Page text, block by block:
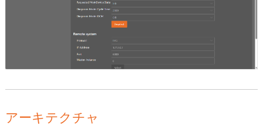
アーキテクチャ